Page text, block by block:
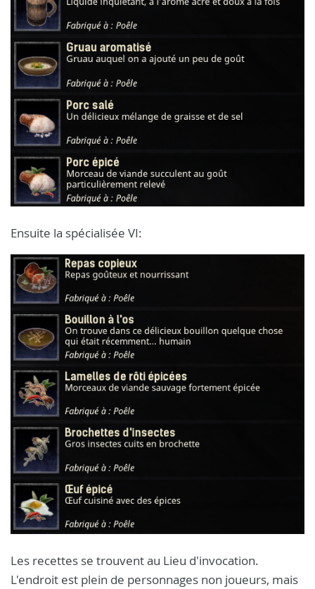
Ensuite la spécialisée VI:
Les recettes se trouvent au Lieu d'invocation.
L'endroit est plein de personnages non joueurs, mais